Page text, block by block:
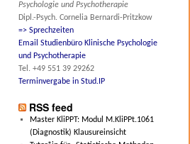
Psychologie und Psychotherapie
Dipl.-Psych. Cornelia Bernardi-Pritzkow
=> Sprechzeiten
Email Studienbüro Klinische Psychologie
und Psychotherapie
Tel. +49 551 39 29262
Terminvergabe in Stud.IP
RSS feed
Master KliPPT: Modul M.KliPPt.1061
(Diagnostik) Klausureinsicht